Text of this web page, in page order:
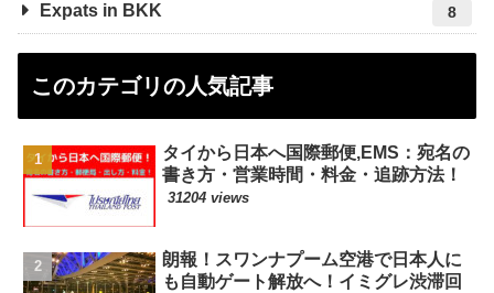
Expats in BKK 8
このカテゴリの人気記事
タイから日本へ国際郵便,EMS：宛名の
書き方・営業時間・料金・追跡方法！
31204 views
朗報！スワンナプーム空港で日本人に
も自動ゲート解放へ！イミグレ渋滞回